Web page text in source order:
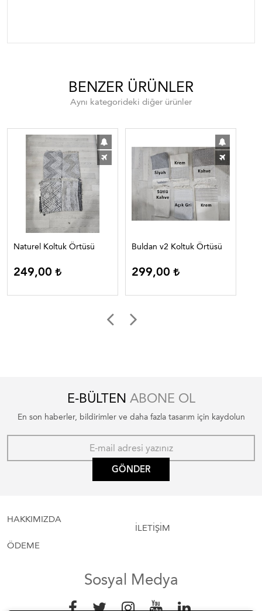
BENZER ÜRÜNLER
Aynı kategorideki diğer ürünler
Naturel Koltuk Örtüsü
249,00
Buldan v2 Koltuk Örtüsü
299,00
E-BÜLTEN ABONE OL
En son haberler, bildirimler ve daha fazla tasarım için kaydolun
GÖNDER
HAKKIMIZDA
ÖDEME
İLETİŞİM
Sosyal Medya